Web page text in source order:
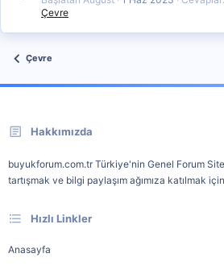
Çevre
Çevre
Hakkımızda
buyukforum.com.tr Türkiye'nin Genel Forum
tartışmak ve bilgi paylaşım ağımıza katılmak
Hızlı Linkler
Anasayfa